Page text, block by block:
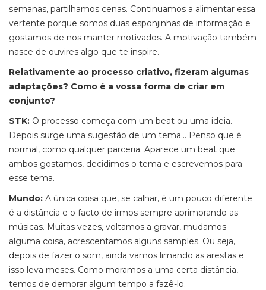
semanas, partilhamos cenas. Continuamos a alimentar essa
vertente porque somos duas esponjinhas de informação e
gostamos de nos manter motivados. A motivação também
nasce de ouvires algo que te inspire.
Relativamente ao processo criativo, fizeram algumas
adaptações? Como é a vossa forma de criar em
conjunto?
STK: O processo começa com um beat ou uma ideia.
Depois surge uma sugestão de um tema… Penso que é
normal, como qualquer parceria. Aparece um beat que
ambos gostamos, decidimos o tema e escrevemos para
esse tema.
Mundo: A única coisa que, se calhar, é um pouco diferente
é a distância e o facto de irmos sempre aprimorando as
músicas. Muitas vezes, voltamos a gravar, mudamos
alguma coisa, acrescentamos alguns samples. Ou seja,
depois de fazer o som, ainda vamos limando as arestas e
isso leva meses. Como moramos a uma certa distância,
temos de demorar algum tempo a fazê-lo.